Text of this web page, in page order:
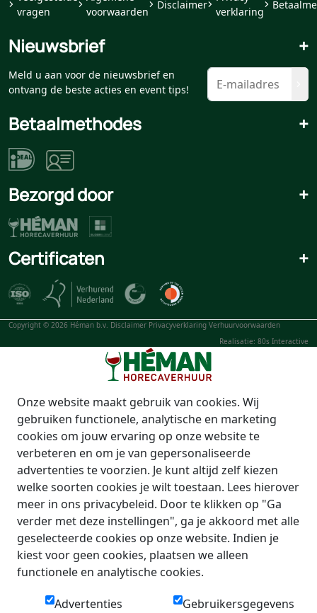
vragen
voorwaarden
Disclaimer
verklaring
Nieuwsbrief +
Meld u aan voor de nieuwsbrief en
ontvang de beste acties en event tips!
Betaalmethodes +
Bezorgd door +
Certificaten +
Copyright © 2026 Héman b.v. Disclaimer Privacyverklaring Verhuurvoorwaarden
Realisatie: 80s Interactive
Onze website maakt gebruik van cookies. Wij
gebruiken functionele, analytische en marketing
cookies om jouw ervaring op onze website te
verbeteren en om je van gepersonaliseerde
advertenties te voorzien. Je kunt altijd zelf kiezen
welke soorten cookies je wilt toestaan. Lees hierover
meer in ons privacybeleid. Door te klikken op "Ga
verder met deze instellingen", ga je akkoord met alle
geselecteerde cookies op onze website. Indien je
kiest voor geen cookies, plaatsen we alleen
functionele en analytische cookies.
Advertenties Gebruikersgegevens